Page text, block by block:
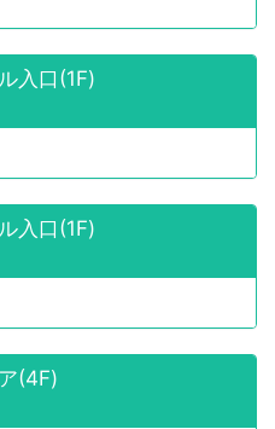
入口(1F)
入口(1F)
(4F)